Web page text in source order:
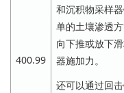
400.99
和沉积物采样
单的土壤渗透
向下推或放下
器施加力。
还可以通过回